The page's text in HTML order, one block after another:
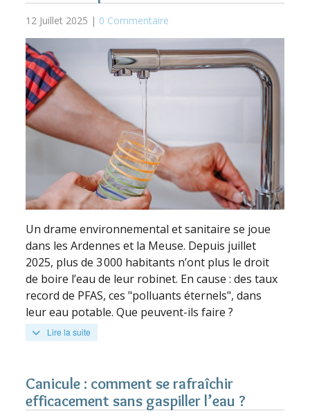
12 Juillet 2025 | 0 Commentaire
Un drame environnemental et sanitaire se joue
dans les Ardennes et la Meuse. Depuis juillet
2025, plus de 3 000 habitants n’ont plus le droit
de boire l’eau de leur robinet. En cause : des taux
record de PFAS, ces "polluants éternels", dans
leur eau potable. Que peuvent-ils faire ?
Lire la suite
Canicule : comment se rafraîchir
efficacement sans gaspiller l’eau ?